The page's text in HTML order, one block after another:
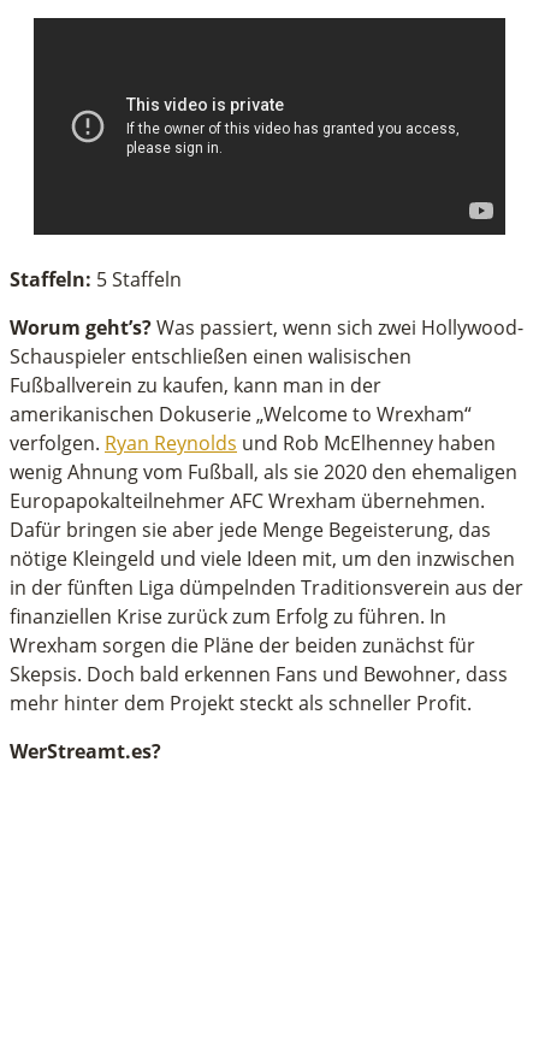
Staffeln: 5 Staffeln
Worum geht’s?Was passiert, wenn sich zwei Hollywood-
Schauspieler entschließen einen walisischen
Fußballverein zu kaufen, kann man in der
amerikanischen Dokuserie „Welcome to Wrexham“
verfolgen. Ryan Reynolds und Rob McElhenney haben
wenig Ahnung vom Fußball, als sie 2020 den ehemaligen
Europapokalteilnehmer AFC Wrexham übernehmen.
Dafür bringen sie aber jede Menge Begeisterung, das
nötige Kleingeld und viele Ideen mit, um den inzwischen
in der fünften Liga dümpelnden Traditionsverein aus der
finanziellen Krise zurück zum Erfolg zu führen. In
Wrexham sorgen die Pläne der beiden zunächst für
Skepsis. Doch bald erkennen Fans und Bewohner, dass
mehr hinter dem Projekt steckt als schneller Profit.
WerStreamt.es?